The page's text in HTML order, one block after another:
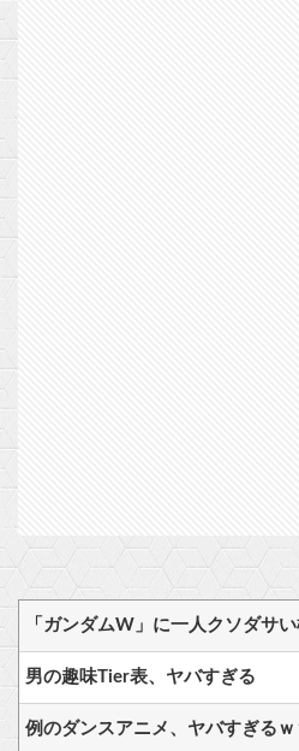
「ガンダムW」に一人クソダサ
男の趣味Tier表、ヤバすぎる
例のダンスアニメ、ヤバすぎるｗ